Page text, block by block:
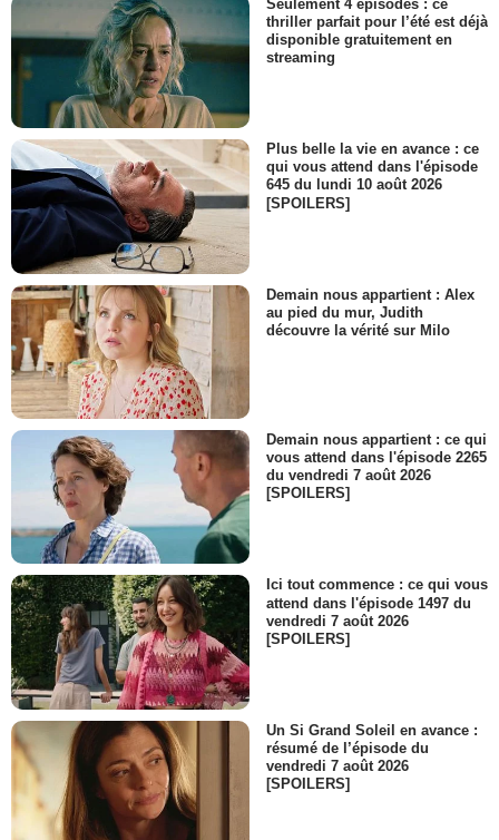
Seulement 4 épisodes : ce
thriller parfait pour l’été est déjà
disponible gratuitement en
streaming
Plus belle la vie en avance : ce
qui vous attend dans l'épisode
645 du lundi 10 août 2026
[SPOILERS]
Demain nous appartient : Alex
au pied du mur, Judith
découvre la vérité sur Milo
Demain nous appartient : ce qui
vous attend dans l'épisode 2265
du vendredi 7 août 2026
[SPOILERS]
Ici tout commence : ce qui vous
attend dans l'épisode 1497 du
vendredi 7 août 2026
[SPOILERS]
Un Si Grand Soleil en avance :
résumé de l’épisode du
vendredi 7 août 2026
[SPOILERS]